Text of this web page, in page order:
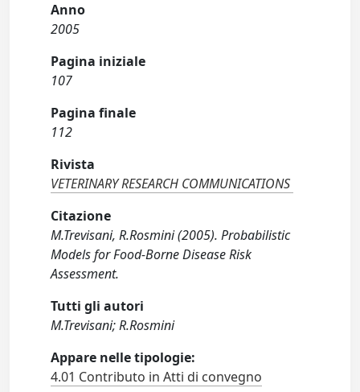
Anno
2005
Pagina iniziale
107
Pagina finale
112
Rivista
VETERINARY RESEARCH COMMUNICATIONS
Citazione
M.Trevisani, R.Rosmini (2005). Probabilistic
Models for Food-Borne Disease Risk
Assessment.
Tutti gli autori
M.Trevisani; R.Rosmini
Appare nelle tipologie:
4.01 Contributo in Atti di convegno